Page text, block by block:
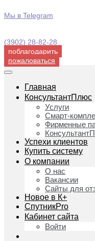
Мы в Telegram
(3902) 28-82-28
поблагодарить
пожаловаться
Главная
КонсультантПлюс
Услуги
Смарт-
Фирменные
Успехи клиентов
Купить систему
О компании
О нас
Вакансии
Сайты для
Новое в К+
СпутникPro
Кабинет сайта
Войти